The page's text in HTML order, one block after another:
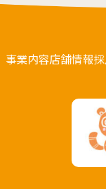
事業内容店舗情報